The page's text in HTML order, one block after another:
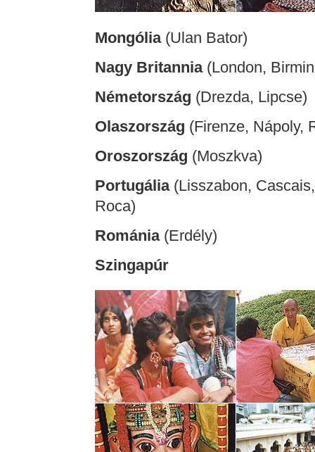
Mongólia(Ulan Bator)
Nagy Britannia(London,
Németország (Drezda, Lipcse)
Olaszország (Firenze, Nápoly,
Oroszország (Moszkva)
Portugália(Lisszabon,
Roca)
Románia(Erdély)
Szingapúr